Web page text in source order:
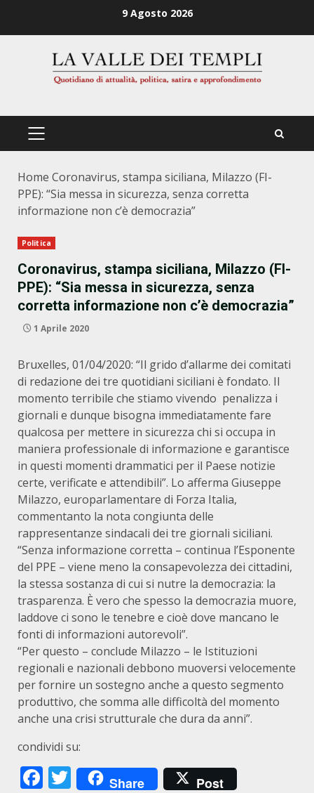
9 Agosto 2026
PRIMÄRES
Home Coronavirus, stampa siciliana, Milazzo (FI-
PPE): “Sia messa in sicurezza, senza corretta
informazione non c’è democrazia”
Politica
Coronavirus, stampa siciliana, Milazzo (FI-
PPE): “Sia messa in sicurezza, senza
corretta informazione non c’è democrazia”
1 Aprile 2020
Bruxelles, 01/04/2020: “Il grido d’allarme dei comitati
di redazione dei tre quotidiani siciliani è fondato. Il
momento terribile che stiamo vivendo penalizza i
giornali e dunque bisogna immediatamente fare
qualcosa per mettere in sicurezza chi si occupa in
maniera professionale di informazione e garantisce
in questi momenti drammatici per il Paese notizie
certe, verificate e attendibili”. Lo afferma Giuseppe
Milazzo, europarlamentare di Forza Italia,
commentanto la nota congiunta delle
rappresentanze sindacali dei tre giornali siciliani.
“Senza informazione corretta – continua l’Esponente
del PPE – viene meno la consapevolezza dei cittadini,
la stessa sostanza di cui si nutre la democrazia: la
trasparenza. È vero che spesso la democrazia muore,
laddove ci sono le tenebre e cioè dove mancano le
fonti di informazioni autorevoli”.
“Per questo – conclude Milazzo – le Istituzioni
regionali e nazionali debbono muoversi velocemente
per fornire un sostegno anche a questo segmento
produttivo, che somma alle difficoltà del momento
anche una crisi strutturale che dura da anni”.
condividi su:
Facebook
Twitter
Share Post